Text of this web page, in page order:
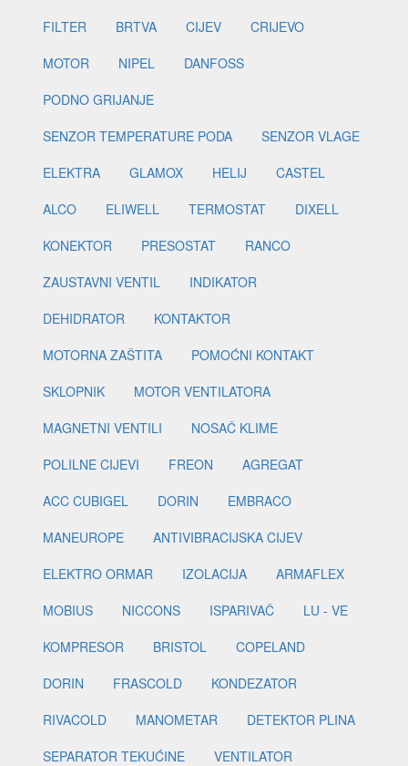
FILTER
BRTVA CIJEV
CRIJEVO
MOTOR
NIPEL
DANFOSS
PODNO GRIJANJE
SENZOR TEMPERATURE PODA
SENZOR VLAGE
ELEKTRA
GLAMOX HELIJ
CASTEL
ALCO
ELIWELL TERMOSTAT
DIXELL
KONEKTOR
PRESOSTAT
RANCO
ZAUSTAVNI VENTIL
INDIKATOR
DEHIDRATOR
KONTAKTOR
MOTORNA ZAŠTITA
POMOĆNI KONTAKT
SKLOPNIK
MOTOR VENTILATORA
MAGNETNI VENTILI
NOSAČ KLIME
POLILNE CIJEVI
FREON
AGREGAT
ACC CUBIGEL
DORIN
EMBRACO
MANEUROPE
ANTIVIBRACIJSKA CIJEV
ELEKTRO ORMAR
IZOLACIJA
ARMAFLEX
MOBIUS
NICCONS ISPARIVAČ
LU - VE
KOMPRESOR
BRISTOL
COPELAND
DORIN
FRASCOLD
KONDEZATOR
RIVACOLD
MANOMETAR
DETEKTOR PLINA
SEPARATOR TEKUĆINE
VENTILATOR